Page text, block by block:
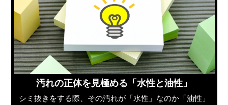
汚れの正体を見極める「水性と油性」
シミ抜きをする際、その汚れが「水性」なのか「油性」